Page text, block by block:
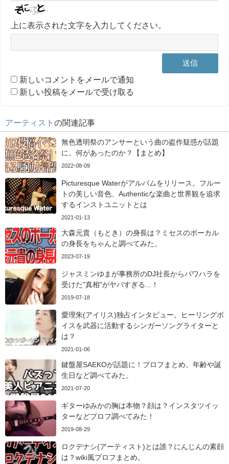
上に表示された文字を入力してください。
新しいコメントをメールで通知
新しい投稿をメールで受け取る
アーティスト の関連記事
無色透明祭のアンサーという曲の盗作疑惑が話題
に。何があったのか？【まとめ】
2022-08-09
Picturesque Waterがアルバムをリリース。フルー
トの美しい音色、Authenticな楽曲と世界観を追求
するインストユニットとは
2021-01-13
大森元貴（もとき）の身長は？ミセスのボーカル
の身長をちゃんと調べてみた。
2023-07-19
ジャスミンゆまが事務所のDJ社長からパワハラを
受けた"真相"がヤバすぎる...！
2019-07-18
愛理朱(アイリス)独占インタビュー。ヒーリングボ
イスを武器に活動するシンガーソングライターと
は？
2021-01-06
鍵盤屋SAEKOが話題に！プロフまとめ。年齢や誕
生日など調べてみた。
2021-07-20
ギターゆみかの胸は本物？顔は？インスタツイッ
ターなどプロフ調べてみた！
2019-08-29
ロクデナシ(アーティスト)とは誰？にんじんの素顔
は？wiki風プロフまとめ。